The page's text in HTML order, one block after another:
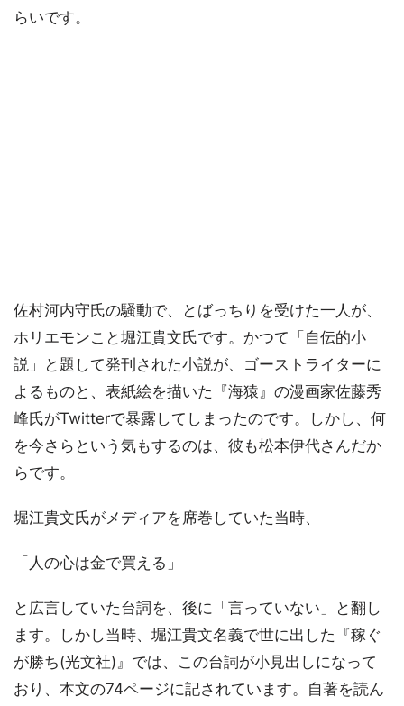
らいです。
佐村河内守氏の騒動で、とばっちりを受けた一人が、
ホリエモンこと堀江貴文氏です。かつて「自伝的小
説」と題して発刊された小説が、ゴーストライターに
よるものと、表紙絵を描いた『海猿』の漫画家佐藤秀
峰氏がTwitterで暴露してしまったのです。しかし、何
を今さらという気もするのは、彼も松本伊代さんだか
らです。
堀江貴文氏がメディアを席巻していた当時、
「人の心は金で買える」
と広言していた台詞を、後に「言っていない」と翻し
ます。しかし当時、堀江貴文名義で世に出した『稼ぐ
が勝ち(光文社)』では、この台詞が小見出しになって
おり、本文の74ページに記されています。自著を読ん